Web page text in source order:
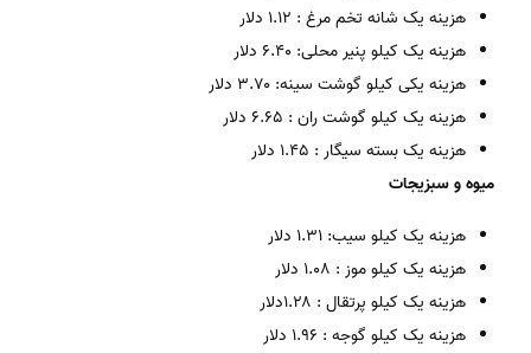
هزینه یک شانه تخم مرغ : ۱.۱۲ دلار
هزینه یک کیلو پنیر محلی: ۶.۴۰ دلار
هزینه یکی کیلو گوشت سینه: ۳.۷۰ دلار
هزینه یک کیلو گوشت ران : ۶.۶۵ دلار
هزینه یک بسته سیگار : ۱.۴۵ دلار
میوه و سبزیجات
هزینه یک کیلو سیب: ۱.۳۱ دلار
هزینه یک کیلو موز : ۱.۰۸ دلار
هزینه یک کیلو پرتقال : ۱.۲۸دلار
هزینه یک کیلو گوجه : ۱.۹۶ دلار